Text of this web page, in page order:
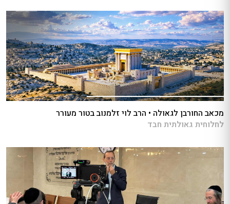
מכאב החורבן לגאולה • הרב לוי זלמנוב בטור מעורר
לחלוחית גאולתית חבד